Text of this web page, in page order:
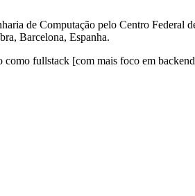
de Computação pelo Centro Federal
Barcelona, Espanha.
fullstack [com mais foco em